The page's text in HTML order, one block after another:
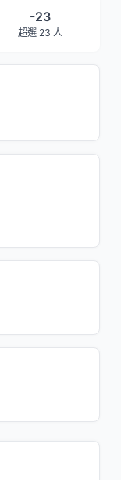
-23
超選 23 人